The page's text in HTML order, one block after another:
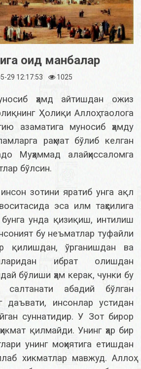
оид манбалар
29 12:17:53 1025
ҳамд айтишдан ожиз
Ҳолиқи Аллоҳ таолога
азаматига муносиб ҳамду
раҳмат бўлиб келган
Муҳаммад алайҳиссаломга
бўлсин.
зотини яратиб унга ақл
эса илм таҳсилига
унда қизиқиш, интилиш
бу неъматлар туфайли
қилишдан, ўрганишдан ва
ибрат олишдан
бўлиши ҳам керак, чунки бу
салтанати абадий бўлган
даъвати, инсонлар устидан
суннатидир. У Зот бирор
қилмайди. Унинг ҳар бир
унинг моҳиятига етишдан
хикматлар мавжуд. Аллоҳ